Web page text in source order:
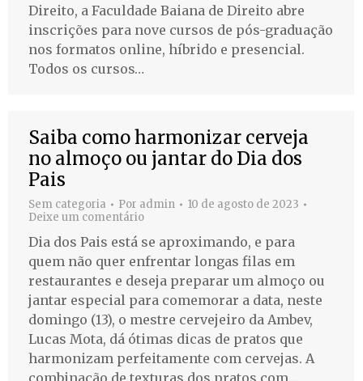
Direito, a Faculdade Baiana de Direito abre
inscrições para nove cursos de pós-graduação
nos formatos online, híbrido e presencial.
Todos os cursos…
Saiba como harmonizar cerveja
no almoço ou jantar do Dia dos
Pais
Sem categoria Por admin
10 de agosto de 2023
Deixe um comentário
Dia dos Pais está se aproximando, e para
quem não quer enfrentar longas filas em
restaurantes e deseja preparar um almoço ou
jantar especial para comemorar a data, neste
domingo (13), o mestre cervejeiro da Ambev,
Lucas Mota, dá ótimas dicas de pratos que
harmonizam perfeitamente com cervejas. A
combinação de texturas dos pratos com…